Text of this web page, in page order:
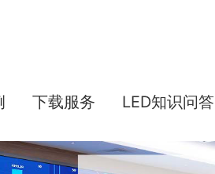
下载服务 LED知识问答